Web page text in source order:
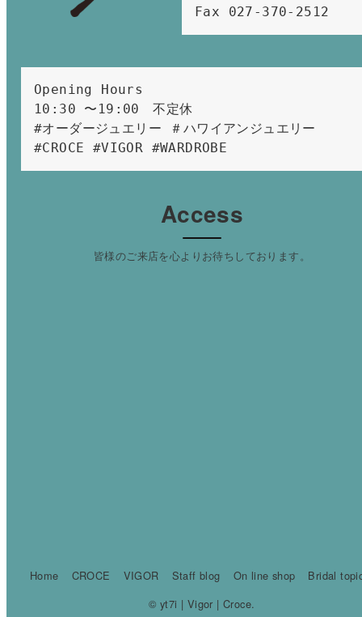
Fax 027-370-2512
Opening Hours
10:30 〜19:00　不定休
#オーダージュエリー ＃ハワイアンジュエリー
#CROCE #VIGOR #WARDROBE
Access
皆様のご来店を心よりお待ちしております。
Home CROCE VIGOR Staff blog On line shop
Bridal
© yt7i | Vigor | Croce.